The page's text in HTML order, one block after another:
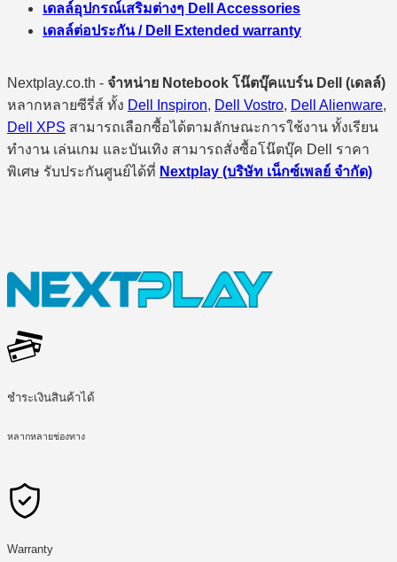
เดลล์อุปกรณ์เสริมต่างๆ Dell Accessories
เดลล์ต่อประกัน / Dell Extended warranty
Nextplay.co.th - จำหน่าย Notebook โน๊ตบุ๊คแบร์น Dell (เดลล์)
หลากหลายซีรี่ส์ ทั้ง Dell Inspiron, Dell Vostro, Dell Alienware,
Dell XPS สามารถเลือกซื้อได้ตามลักษณะการใช้งาน ทั้งเรียน
ทำงาน เล่นเกม และบันเทิง สามารถสั่งซื้อโน๊ตบุ๊ค Dell ราคา
พิเศษ รับประกันศูนย์ได้ที่ Nextplay (บริษัท เน็กซ์เพลย์ จำกัด)
ชำระเงินสินค้าได้
หลากหลายช่องทาง
Warranty